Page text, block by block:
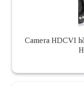
Camera HDCVI